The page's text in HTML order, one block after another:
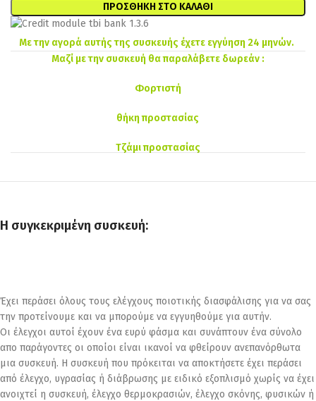
ΠΡΟΣΘΉΚΗ ΣΤΟ ΚΑΛΆΘΙ
Με την αγορά αυτής της συσκευής έχετε εγγύηση 24 μηνών.
Μαζί με την συσκευή θα παραλάβετε δωρεάν :
Φορτιστή
θήκη προστασίας
Τζάμι προστασίας
Η συγκεκριμένη συσκευή:
Έχει περάσει όλους τους ελέγχους ποιοτικής διασφάλισης για να σας
την προτείνουμε και να μπορούμε να εγγυηθούμε για αυτήν.
Οι έλεγχοι αυτοί έχουν ένα ευρύ φάσμα και συνάπτουν ένα σύνολο
απο παράγοντες οι οποίοι είναι ικανοί να φθείρουν ανεπανόρθωτα
μια συσκευή. Η συσκευή που πρόκειται να αποκτήσετε έχει περάσει
από έλεγχο, υγρασίας ή διάβρωσης με ειδικό εξοπλισμό χωρίς να έχει
ανοιχτεί η συσκευή, έλεγχο θερμοκρασιών, έλεγχο σκόνης, φυσικών ή